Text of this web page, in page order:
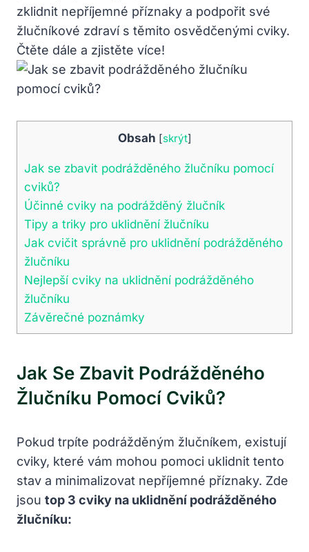
zklidnit nepříjemné příznaky a podpořit své
žlučníkové zdraví s těmito osvědčenými cviky.
Čtěte dále a zjistěte více!
Obsah [skrýt]
Jak se zbavit podrážděného žlučníku pomocí
cviků?
Účinné cviky na podrážděný žlučník
Tipy a triky pro uklidnění žlučníku
Jak cvičit správně pro uklidnění podrážděného
žlučníku
Nejlepší cviky na uklidnění podrážděného
žlučníku
Závěrečné poznámky
Jak Se Zbavit Podrážděného
Žlučníku Pomocí Cviků?
Pokud trpíte podrážděným žlučníkem, existují
cviky, které vám mohou pomoci uklidnit tento
stav a minimalizovat nepříjemné příznaky. Zde
jsou top 3 cviky na uklidnění podrážděného
žlučníku: